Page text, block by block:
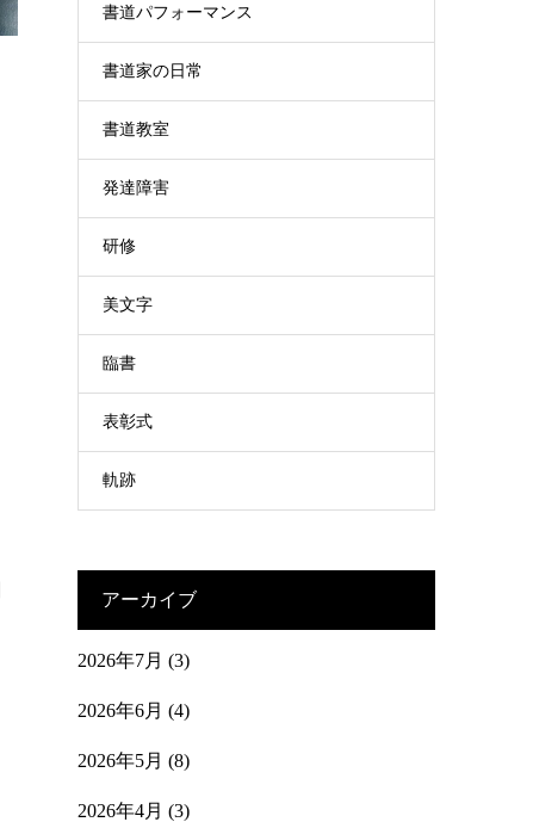
書道パフォーマンス
書道家の日常
書道教室
発達障害
研修
美文字
臨書
表彰式
軌跡
アーカイブ
2026年7月 (3)
2026年6月 (4)
2026年5月 (8)
2026年4月 (3)